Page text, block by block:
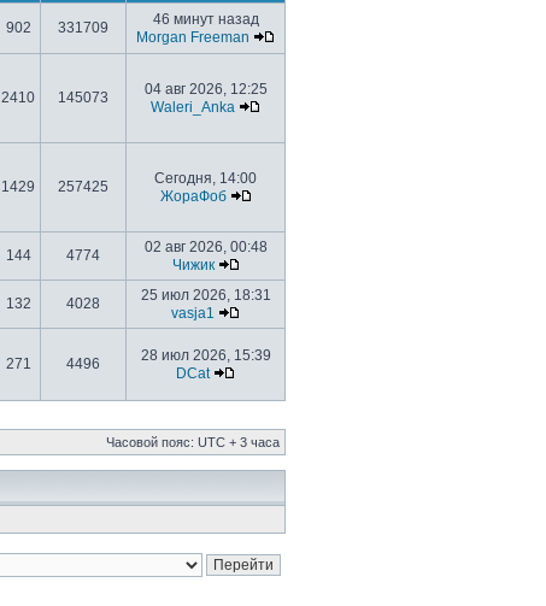
902 331709
46 минут назад
Morgan Freeman
2410 145073
04 авг 2026, 12:25
Waleri_Anka
1429 257425
Сегодня, 14:00
ЖораФоб
144 4774
02 авг 2026, 00:48
Чижик
132 4028
25 июл 2026, 18:31
vasja1
271 4496
28 июл 2026, 15:39
DCat
Часовой пояс: UTC + 3 часа